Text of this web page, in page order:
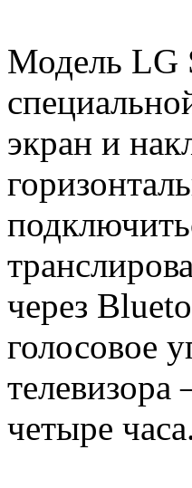
Модель LG
экран и
через
голосовое
четыре